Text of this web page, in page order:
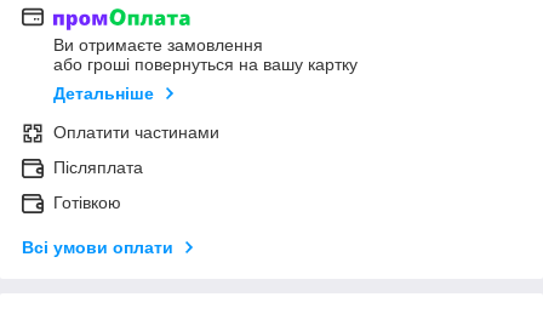
Ви отримаєте замовлення
або гроші повернуться на вашу картку
Детальніше
Оплатити частинами
Післяплата
Готівкою
Всі умови оплати